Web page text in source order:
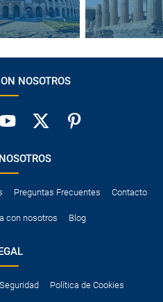
NOSOTROS
Preguntas Frecuentes Contacto
con nosotros Blog
Seguridad Política de Cookies